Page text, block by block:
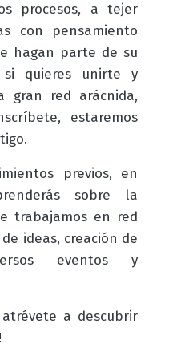
procesos, a tejer
con pensamiento
hagan parte de su
quieres unirte y
gran red arácnida,
estaremos
previos, en
sobre la
trabajamos en red
ideas, creación de
eventos y
a descubrir